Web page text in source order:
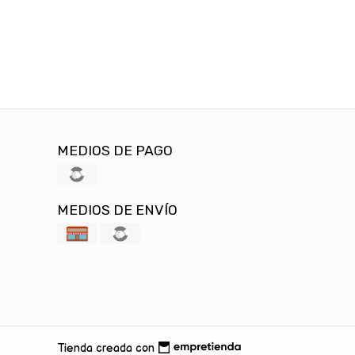
MEDIOS DE PAGO
MEDIOS DE ENVÍO
Tienda creada con